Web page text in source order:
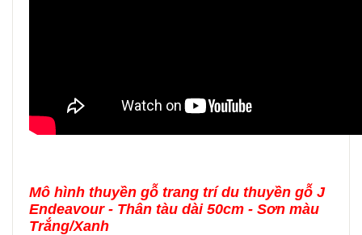
Mô hình thuyền gỗ trang trí du thuyền gỗ J
Endeavour - Thân tàu dài 50cm - Sơn màu
Trắng/Xanh